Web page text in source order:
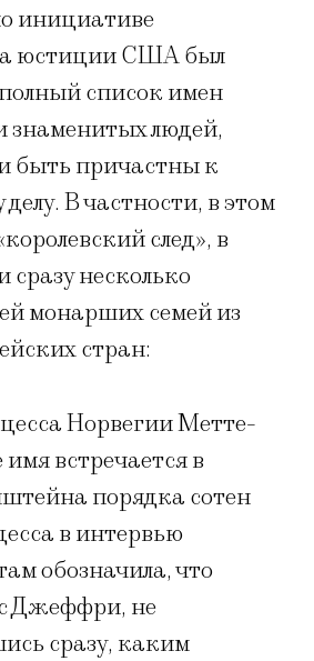
инициативе
юстиции США был
список имен
знаменитых людей,
быть причастны к
В частности, в этом
след», в
сразу несколько
монарших семей из
стран:
Норвегии Метте-
встречается в
порядка сотен
в интервью
обозначила, что
Джеффри, не
сразу, каким